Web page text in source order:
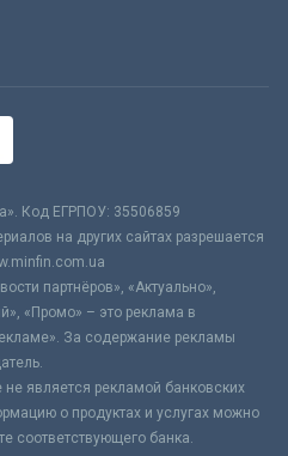
Код ЕГРПОУ: 35506859
на других сайтах разрешается
партнёров», «Актуально»,
«Промо» – это реклама в
За содержание рекламы
является рекламой банковских
о продуктах и услугах можно
соответствующего банка.